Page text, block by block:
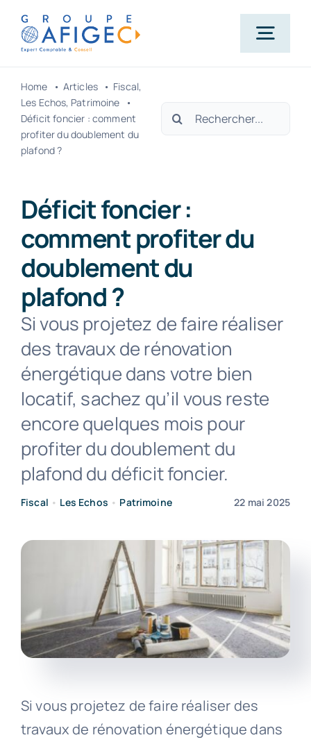
Passer
contenu
Accueil
Nos métiers
Actualités
Contact
Home Articles
Fiscal
Les Echos Patrimoine
Déficit foncier : comment
profiter du doublement du
plafond ?
Rechercher:
Déficit foncier :
comment profiter du
doublement du
plafond ?
Si vous projetez de faire réaliser
des travaux de rénovation
énergétique dans votre bien
locatif, sachez qu’il vous reste
encore quelques mois pour
profiter du doublement du
plafond du déficit foncier.
Fiscal • Les Echos • Patrimoine 22 mai 2025
Si vous projetez de faire réaliser des
travaux de rénovation énergétique dans